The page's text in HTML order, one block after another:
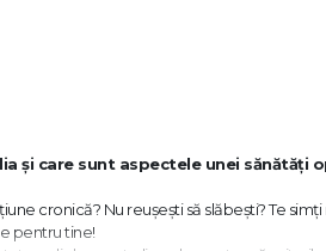
şi care sunt aspectele unei sănătăţi
cronică? Nu reuşeşti să slăbeşti? Te
pentru tine!